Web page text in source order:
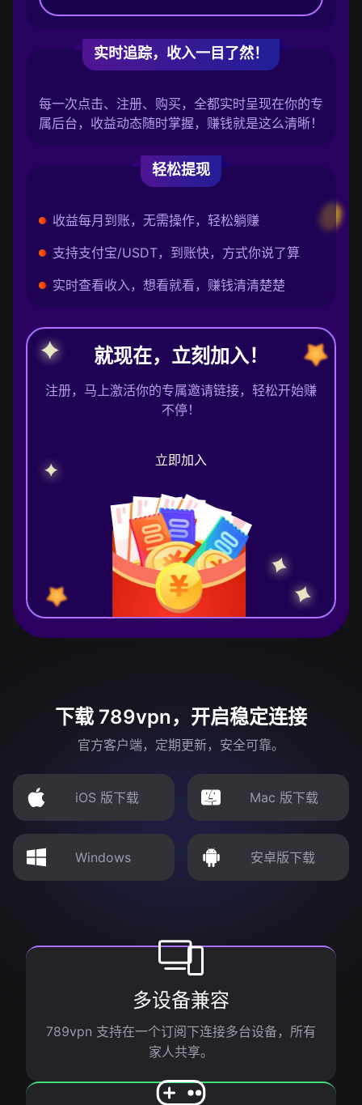
实时追踪，收入一目了然！
每一次点击、注册、购买，全都实时呈现在你的专
属后台，收益动态随时掌握，赚钱就是这么清晰！
轻松提现
收益每月到账，无需操作，轻松躺赚
支持支付宝/USDT，到账快，方式你说了算
实时查看收入，想看就看，赚钱清清楚楚
就现在，立刻加入！
注册，马上激活你的专属邀请链接，轻松开始赚
不停！
立即加入
下载 789vpn，开启稳定连接
官方客户端，定期更新，安全可靠。
iOS 版下载 Mac 版下载
Windows 安卓版下载
多设备兼容
789vpn 支持在一个订阅下连接多台设备，所有
家人共享。